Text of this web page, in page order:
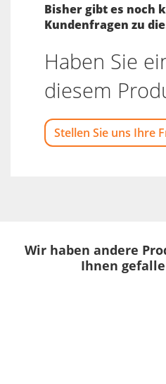
Bisher gibt es noch
Kundenfragen zu
Haben Sie
diesem
Stellen Sie uns Ihre
Wir haben andere
Ihnen